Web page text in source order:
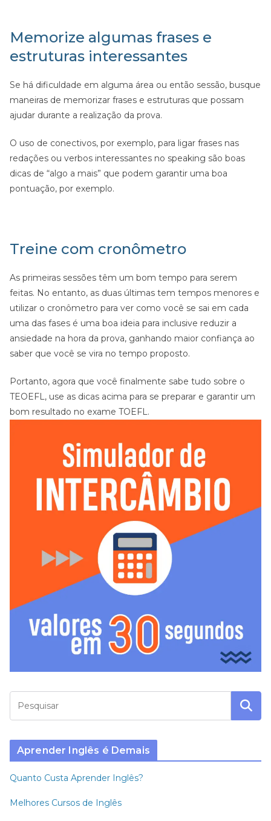
Memorize algumas frases e
estruturas interessantes
Se há dificuldade em alguma área ou então sessão, busque
maneiras de memorizar frases e estruturas que possam
ajudar durante a realização da prova.
O uso de conectivos, por exemplo, para ligar frases nas
redações ou verbos interessantes no speaking são boas
dicas de “algo a mais” que podem garantir uma boa
pontuação, por exemplo.
Treine com cronômetro
As primeiras sessões têm um bom tempo para serem
feitas. No entanto, as duas últimas tem tempos menores e
utilizar o cronômetro para ver como você se sai em cada
uma das fases é uma boa ideia para inclusive reduzir a
ansiedade na hora da prova, ganhando maior confiança ao
saber que você se vira no tempo proposto.
Portanto, agora que você finalmente sabe tudo sobre o
TEOEFL, use as dicas acima para se preparar e garantir um
bom resultado no exame TOEFL.
Aprender Inglês é Demais
Quanto Custa Aprender Inglês?
Melhores Cursos de Inglês